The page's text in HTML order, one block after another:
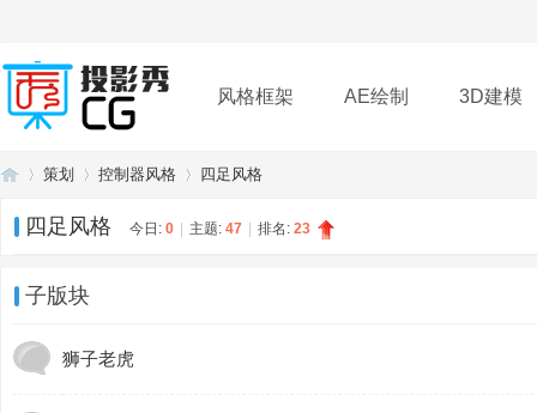
风格框架 AE绘制 3D建模
插件 帮助 下载
策划 控制器风格 四足风格
四足风格 今日: 0 主题: 47 排名: 23
子版块
狮子老虎